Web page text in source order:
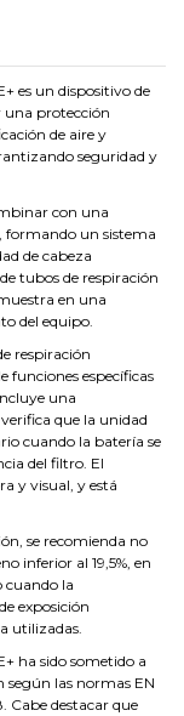
es un dispositivo de
una protección
de aire y
seguridad y
con una
formando un sistema
de cabeza
tubos de respiración
en una
del equipo.
respiración
funciones específicas
una
que la unidad
cuando la batería se
del filtro. El
y visual, y está
se recomienda no
inferior al 19,5%, en
cuando la
exposición
utilizadas.
ha sido sometido a
las normas EN
Cabe destacar que